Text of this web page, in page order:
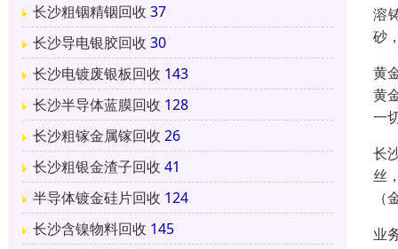
长沙粗铟精铟回收 37
长沙导电银胶回收 30
长沙电镀废银板回收 143
长沙半导体蓝膜回收 128
长沙粗镓金属镓回收 26
长沙粗银金渣子回收 41
半导体镀金硅片回收 124
长沙含镍物料回收 145
溶
砂
黄
黄
一
长
丝
业